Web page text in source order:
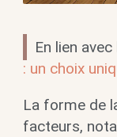
En lien
: un choix
La forme de
facteurs,